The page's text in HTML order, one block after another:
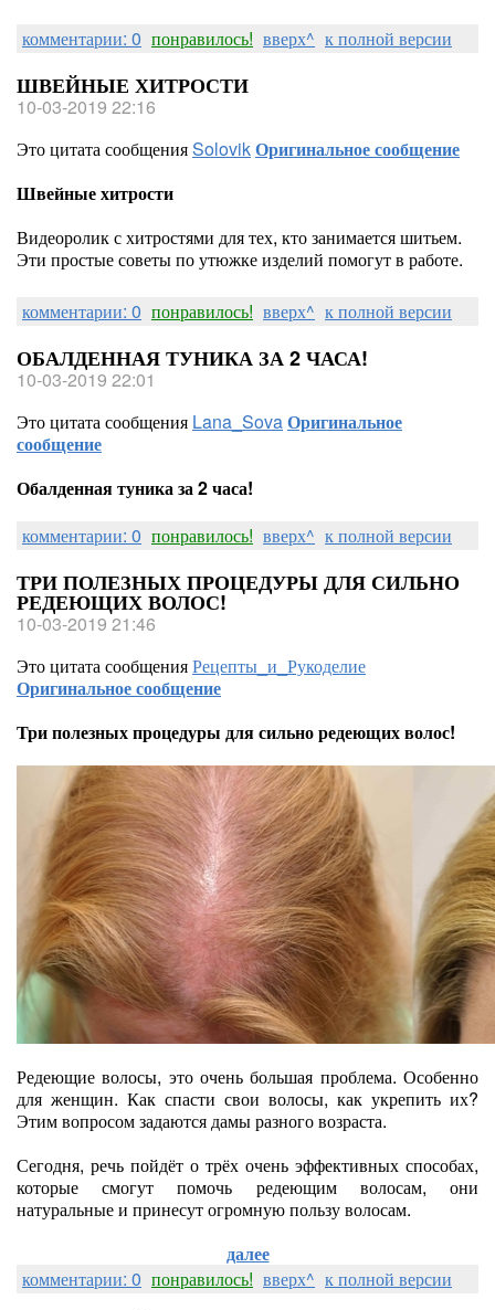
комментарии: 0 понравилось! вверх^ к полной версии
ШВЕЙНЫЕ ХИТРОСТИ
10-03-2019 22:16
Это цитата сообщенияSolovikОригинальное сообщение
Швейные хитрости
Видеоролик с хитростями для тех, кто занимается шитьем.
Эти простые советы по утюжке изделий помогут в работе.
комментарии: 0 понравилось! вверх^ к полной версии
ОБАЛДЕННАЯ ТУНИКА ЗА 2 ЧАСА!
10-03-2019 22:01
Это цитата сообщения Lana_SovaОригинальное
сообщение
Обалденная туника за 2 часа!
комментарии: 0 понравилось! вверх^ к полной версии
ТРИ ПОЛЕЗНЫХ ПРОЦЕДУРЫ ДЛЯ СИЛЬНО
РЕДЕЮЩИХ ВОЛОС!
10-03-2019 21:46
Это цитата сообщенияРецепты_и_Рукоделие
Оригинальное сообщение
Три полезных процедуры для сильно редеющих волос!
Редеющие волосы, это очень большая проблема. Особенно
для женщин. Как спасти свои волосы, как укрепить их?
Этим вопросом задаются дамы разного возраста.
Сегодня, речь пойдёт о трёх очень эффективных способах,
которые смогут помочь редеющим волосам, они
натуральные и принесут огромную пользу волосам.
далее
комментарии: 0 понравилось! вверх^ к полной версии